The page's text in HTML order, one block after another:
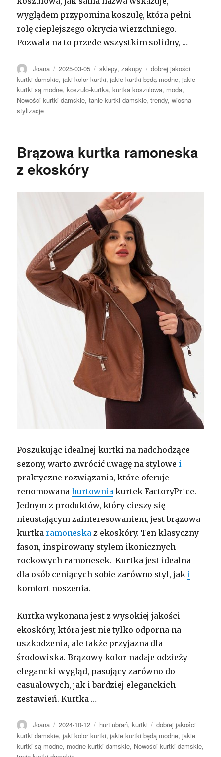
wyglądem przypomina koszulę, która pełni
rolę cieplejszego okrycia wierzchniego.
Pozwala na to przede wszystkim solidny, …
Autor
Joana Opublikowano
2025-03-05 Kategorie
sklepy,zakupy Tagi
dobrej jakości
kurtki damskie,jaki kolor kurtki,jakie kurtki będą modne,jakie
kurtki są modne,koszulo-kurtka,kurtka koszulowa, moda,
Nowości kurtki damskie,tanie kurtki damskie,trendy,wiosna
stylizacje
Brązowa kurtka ramoneska
z ekoskóry
Poszukując idealnej kurtki na nadchodzące
sezony, warto zwrócić uwagę na stylowe i
praktyczne rozwiązania, które oferuje
renomowanahurtownia kurtek FactoryPrice.
Jednym z produktów, który cieszy się
nieustającym zainteresowaniem, jest brązowa
kurtkaramoneska z ekoskóry. Ten klasyczny
fason, inspirowany stylem ikonicznych
rockowych ramonesek. Kurtka jest idealna
dla osób ceniących sobie zarówno styl, jak i
komfort noszenia.
Kurtka wykonana jest z wysokiej jakości
ekoskóry, która jest nie tylko odporna na
uszkodzenia, ale także przyjazna dla
środowiska. Brązowy kolor nadaje odzieży
elegancki wygląd, pasujący zarówno do
casualowych, jak i bardziej eleganckich
zestawień. Kurtka …
Autor
Joana Opublikowano
2024-10-12 Kategorie
hurt ubrań,kurtki Tagi
dobrej jakości
kurtki damskie,jaki kolor kurtki,jakie kurtki będą modne,jakie
kurtki są modne, modne kurtki damskie, Nowości kurtki damskie,